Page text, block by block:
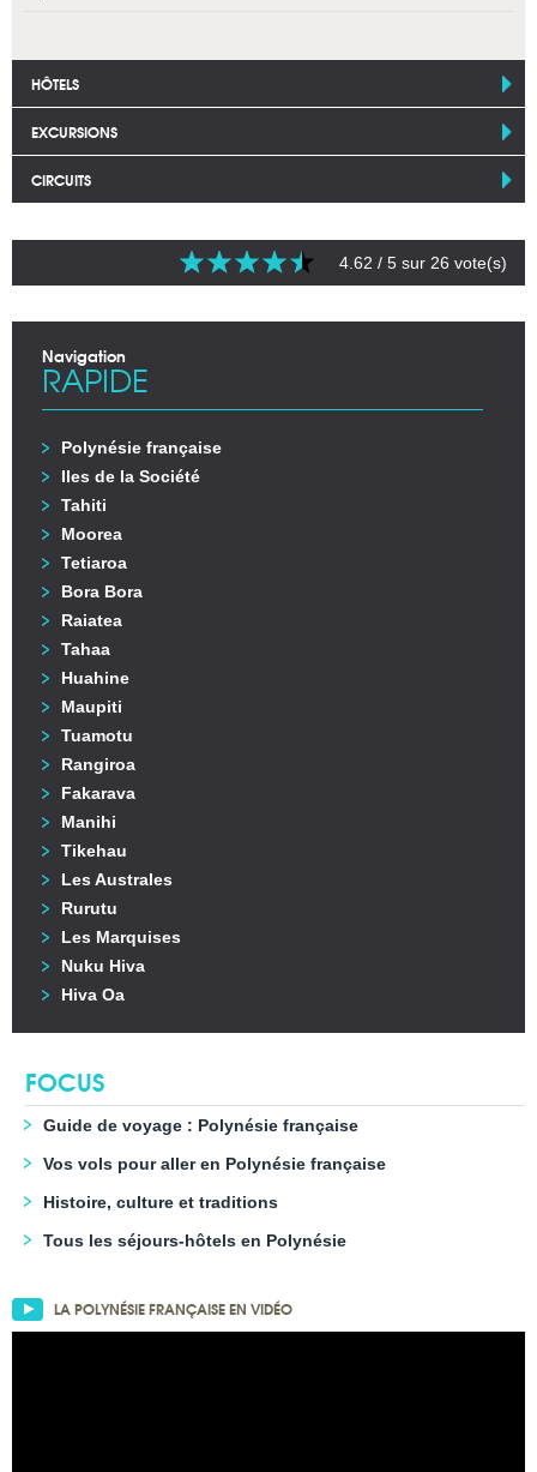
HÔTELS
EXCURSIONS
CIRCUITS
4.62 / 5 sur 26 vote(s)
Navigation
RAPIDE
Polynésie française
Iles de la Société
Tahiti
Moorea
Tetiaroa
Bora Bora
Raiatea
Tahaa
Huahine
Maupiti
Tuamotu
Rangiroa
Fakarava
Manihi
Tikehau
Les Australes
Rurutu
Les Marquises
Nuku Hiva
Hiva Oa
FOCUS
Guide de voyage : Polynésie française
Vos vols pour aller en Polynésie française
Histoire, culture et traditions
Tous les séjours-hôtels en Polynésie
LA POLYNÉSIE FRANÇAISE EN VIDÉO